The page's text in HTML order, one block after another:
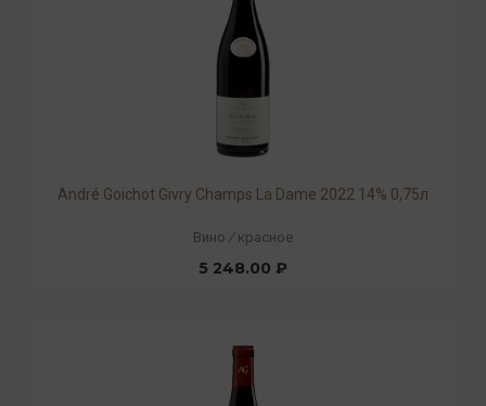
André Goichot Givry Champs La Dame 2022 14% 0,75л
Вино / красное
5 248.00 ₽